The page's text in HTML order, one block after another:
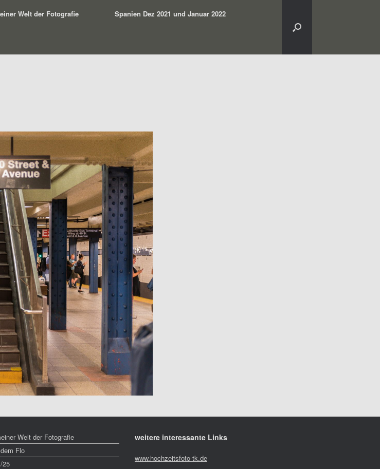
Welt der Fotografie Spanien Dez 2021 und Januar 2022
Welt der Fotografie
Flo
25
weitere interessante Links
www.hochzeitsfoto-tk.de